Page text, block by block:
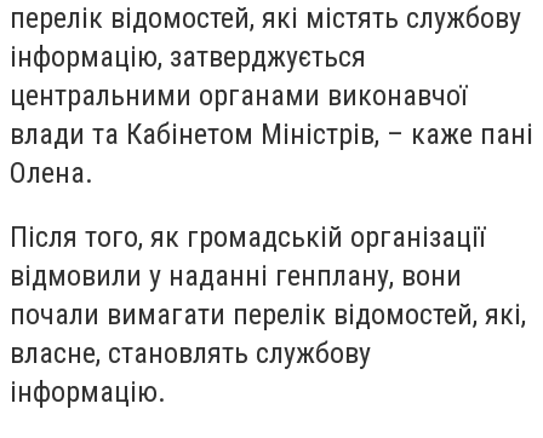
перелік відомостей, які містять службову
інформацію, затверджується
центральними органами виконавчої
влади та Кабінетом Міністрів, – каже пані
Олена.
Після того, як громадській організації
відмовили у наданні генплану, вони
почали вимагати перелік відомостей, які,
власне, становлять службову
інформацію.